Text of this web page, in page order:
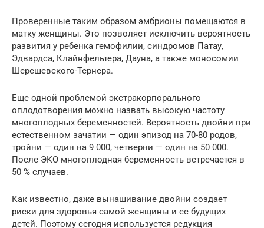
Проверенные таким образом эмбрионы помещаются в
матку женщины. Это позволяет исключить вероятность
развития у ребенка гемофилии, синдромов Патау,
Эдвардса, Клайнфельтера, Дауна, а также моносомии
Шерешевского-Тернера.
Еще одной проблемой экстракорпорального
оплодотворения можно назвать высокую частоту
многоплодных беременностей. Вероятность двойни при
естественном зачатии — один эпизод на 70-80 родов,
тройни — один на 9 000, четверни — один на 50 000.
После ЭКО многоплодная беременность встречается в
50 % случаев.
Как известно, даже вынашивание двойни создает
риски для здоровья самой женщины и ее будущих
детей. Поэтому сегодня используется редукция